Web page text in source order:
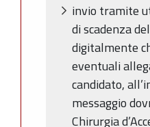
invio tramite
di scadenza
digitalmente
eventuali
candidato,
messaggio
Chirurgia